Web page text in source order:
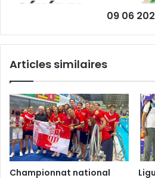
09 06
Articles similaires
Championnat national